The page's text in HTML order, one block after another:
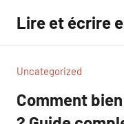
contenu
Lire et écrire
Uncategorized
Comment